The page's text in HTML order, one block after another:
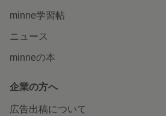
minne学習帖
ニュース
minneの本
企業の方へ
広告出稿について